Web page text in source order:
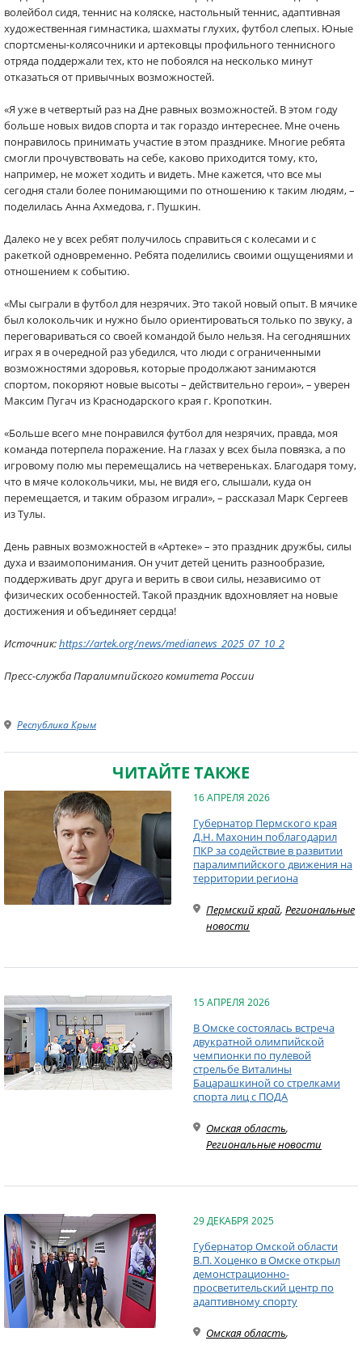
волейбол сидя, теннис на коляске, настольный теннис, адаптивная
художественная гимнастика, шахматы глухих, футбол слепых. Юные
спортсмены-колясочники и артековцы профильного теннисного
отряда поддержали тех, кто не побоялся на несколько минут
отказаться от привычных возможностей.
«Я уже в четвертый раз на Дне равных возможностей. В этом году
больше новых видов спорта и так гораздо интереснее. Мне очень
понравилось принимать участие в этом празднике. Многие ребята
смогли прочувствовать на себе, каково приходится тому, кто,
например, не может ходить и видеть. Мне кажется, что все мы
сегодня стали более понимающими по отношению к таким людям, –
поделилась Анна Ахмедова, г. Пушкин.
Далеко не у всех ребят получилось справиться с колесами и с
ракеткой одновременно. Ребята поделились своими ощущениями и
отношением к событию.
«Мы сыграли в футбол для незрячих. Это такой новый опыт. В мячике
был колокольчик и нужно было ориентироваться только по звуку, а
переговариваться со своей командой было нельзя. На сегодняшних
играх я в очередной раз убедился, что люди с ограниченными
возможностями здоровья, которые продолжают занимаются
спортом, покоряют новые высоты – действительно герои», – уверен
Максим Пугач из Краснодарского края г. Кропоткин.
«Больше всего мне понравился футбол для незрячих, правда, моя
команда потерпела поражение. На глазах у всех была повязка, а по
игровому полю мы перемещались на четвереньках. Благодаря тому,
что в мяче колокольчики, мы, не видя его, слышали, куда он
перемещается, и таким образом играли», – рассказал Марк Сергеев
из Тулы.
День равных возможностей в «Артеке» – это праздник дружбы, силы
духа и взаимопонимания. Он учит детей ценить разнообразие,
поддерживать друг друга и верить в свои силы, независимо от
физических особенностей. Такой праздник вдохновляет на новые
достижения и объединяет сердца!
Источник:https://artek.org/news/medianews_2025_07_10_2
Пресс-служба Паралимпийского комитета России
Республика Крым
ЧИТАЙТЕ ТАКЖЕ
16 АПРЕЛЯ 2026
Губернатор Пермского края
Д.Н. Махонин поблагодарил
ПКР за содействие в развитии
паралимпийского движения на
территории региона
Пермский край, Региональные
новости
15 АПРЕЛЯ 2026
В Омске состоялась встреча
двукратной олимпийской
чемпионки по пулевой
стрельбе Виталины
Бацарашкиной со стрелками
спорта лиц с ПОДА
Омская область,
Региональные новости
29 ДЕКАБРЯ 2025
Губернатор Омской области
В.П. Хоценко в Омске открыл
демонстрационно-
просветительский центр по
адаптивному спорту
Омская область,